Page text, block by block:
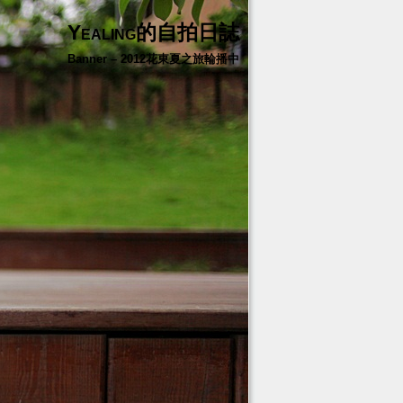
Yealing的自拍日誌
Banner – 2012花東夏之旅輪播中